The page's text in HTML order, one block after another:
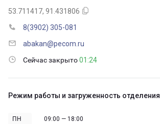
53.711417, 91.431806
8(3902) 305-081
abakan@pecom.ru
Сейчас закрыто01:24
Режим работы и загруженность отделения
ПН
09:00 — 18:00